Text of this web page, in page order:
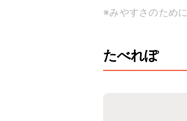
※みやすさのため
たべれぽ